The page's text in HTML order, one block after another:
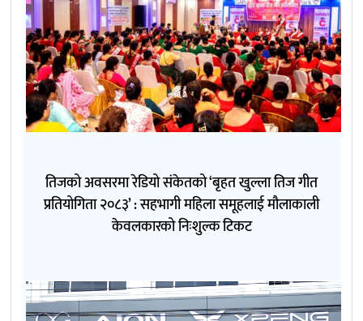
तिजको अवसरमा रेडियो संकेतको ‘बृहत खुल्ला तिज गीत
प्रतियोगिता २०८३’ : सहभागी महिला समूहलाई मौलाकाली
केवलकारको निःशुल्क टिकट